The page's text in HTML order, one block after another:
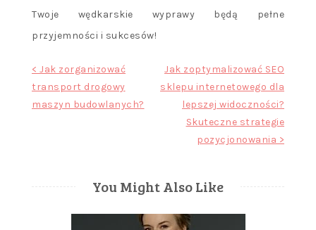
Twoje wędkarskie wyprawy będą pełne
przyjemności i sukcesów!
Nawigacja
wpisu
< Jak zorganizować
transport drogowy
maszyn budowlanych?
Jak zoptymalizować SEO
sklepu internetowego dla
lepszej widoczności?
Skuteczne strategie
pozycjonowania >
You Might Also Like